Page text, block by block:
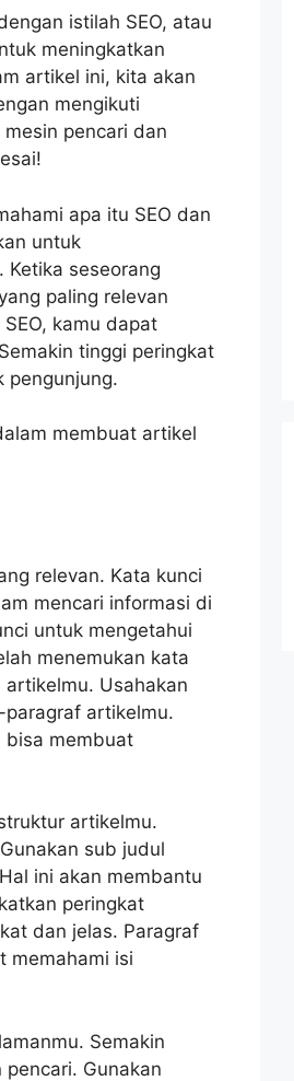
istilah SEO, atau
meningkatkan
artikel ini, kita akan
mengikuti
pencari dan
apa itu SEO dan
untuk
Ketika seseorang
paling relevan
kamu dapat
tinggi peringkat
pengunjung.
membuat artikel
relevan. Kata kunci
mencari informasi di
untuk mengetahui
menemukan kata
Usahakan
artikelmu.
bisa membuat
artikelmu.
sub judul
ini akan membantu
peringkat
dan jelas. Paragraf
memahami isi
Semakin
Gunakan